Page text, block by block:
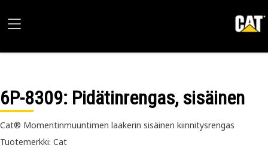
6P-8309: Pidätinrengas, sisäinen
Cat® Momentinmuuntimen laakerin sisäinen kiinnitysrengas
Tuotemerkki: Cat